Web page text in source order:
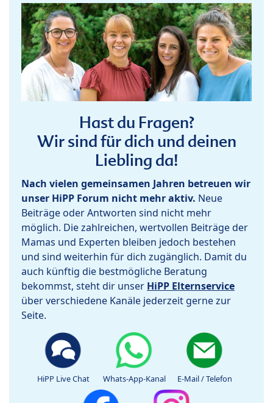
Hast du Fragen?
Wir sind für dich und deinen
Liebling da!
Nach vielen gemeinsamen Jahren betreuen wir
unser HiPP Forum nicht mehr aktiv. Neue
Beiträge oder Antworten sind nicht mehr
möglich. Die zahlreichen, wertvollen Beiträge der
Mamas und Experten bleiben jedoch bestehen
und sind weiterhin für dich zugänglich. Damit du
auch künftig die bestmögliche Beratung
bekommst, steht dir unser HiPP Elternservice
über verschiedene Kanäle jederzeit gerne zur
Seite.
HiPP Live Chat Whats-App-Kanal E-Mail / Telefon